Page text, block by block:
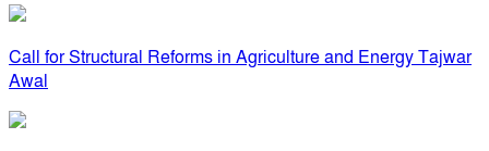
Call for Structural Reforms in Agriculture and Energy Tajwar
Awal